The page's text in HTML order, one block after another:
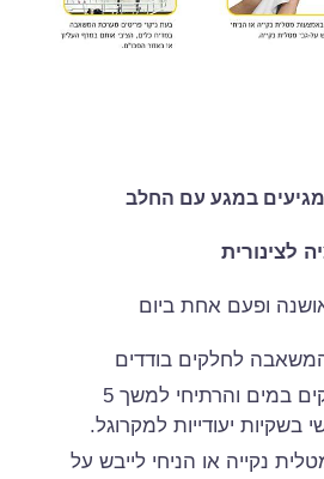
במגע עם החלב
לצינורית
ופעם אחת ביום
לחלקים בודדים
כסי את כל החלקים במים והרתיחי למשך 5
יעודייות למקרוגל.
נקייה או הניחי לייבש על